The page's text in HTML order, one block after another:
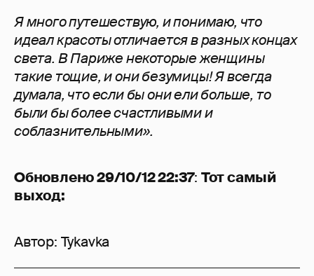
Я много путешествую, и понимаю, что
идеал красоты отличается в разных концах
света. В Париже некоторые женщины
такие тощие, и они безумицы! Я всегда
думала, что если бы они ели больше, то
были бы более счастливыми и
соблазнительными».
Обновлено 29/10/12 22:37: Тот самый
выход:
Автор: Tykavka